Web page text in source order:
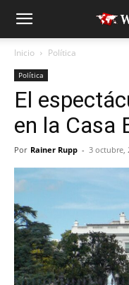
Inicio Política
Política
El
en la Casa
Por Rainer Rupp - 3 octubre,